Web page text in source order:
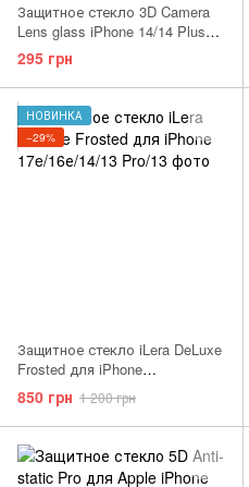
Защитное стекло 3D Camera
Lens glass iPhone 14/14 Plus
Midnight
295 грн
НОВИНКА
−29%
Защитное стекло iLera DeLuxe
Frosted для iPhone
17e/16е/14/13 Pro/13
850 грн 1 200 грн